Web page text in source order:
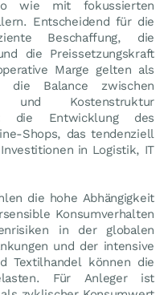
wie mit fokussierten
Entscheidend für die
Beschaffung, die
die Preissetzungskraft
Marge gelten als
die Balance zwischen
und Kostenstruktur
die Entwicklung des
Shops, das tendenziell
in Logistik, IT
die hohe Abhängigkeit
Konsumverhalten
in der globalen
und der intensive
Textilhandel können die
Für Anleger ist